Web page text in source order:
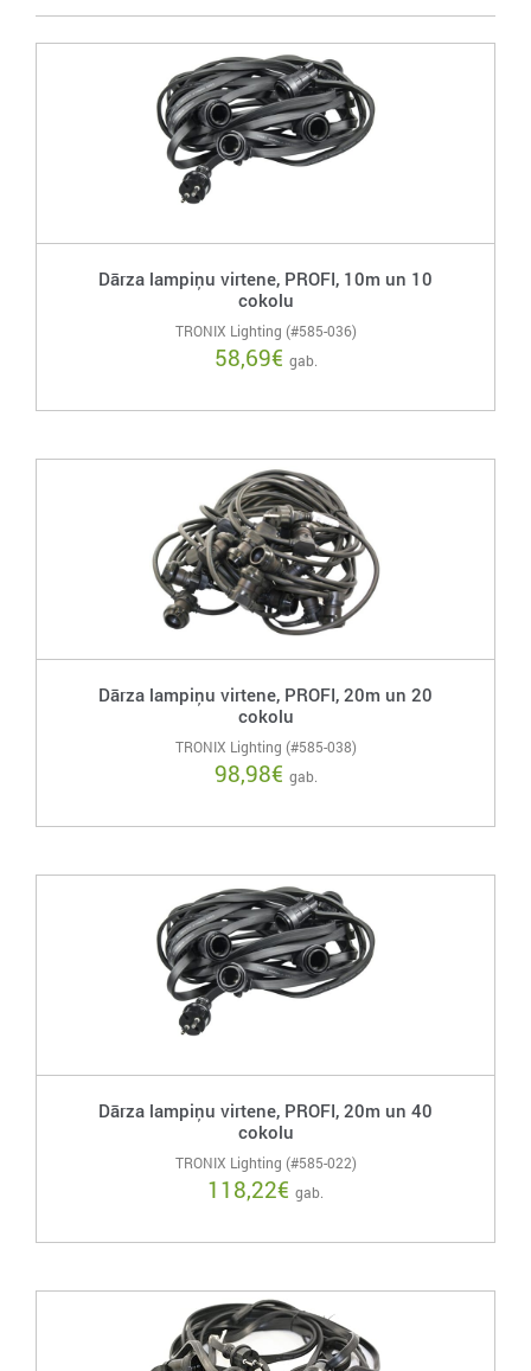
Dārza lampiņu virtene, PROFI, 10m un 10
cokolu
TRONIX Lighting (#585-036)
58,69€ gab.
Dārza lampiņu virtene, PROFI, 20m un 20
cokolu
TRONIX Lighting (#585-038)
98,98€ gab.
Dārza lampiņu virtene, PROFI, 20m un 40
cokolu
TRONIX Lighting (#585-022)
118,22€ gab.